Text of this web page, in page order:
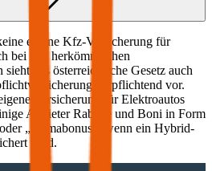
eigene Kfz-Versicherung für
bei den herkömmlichen
das österreichische Gesetz auch
verpflichtend vor.
Versicherung für Elektroautos
Anbieter Rabatte und Boni in Form
„Klimabonus“, wenn ein Hybrid-
wird.